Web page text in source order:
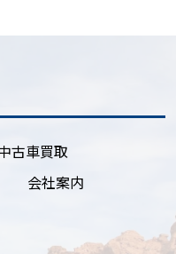
古車買取
会社案内